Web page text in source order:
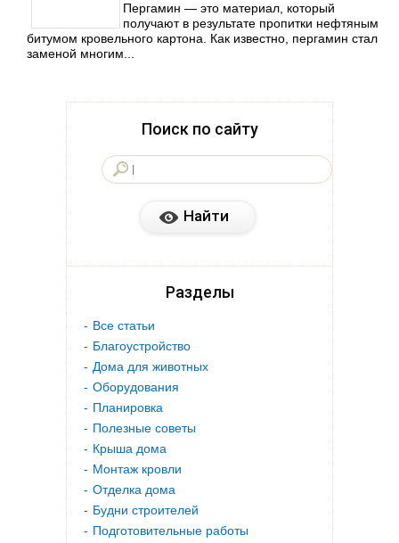
Пергамин — это материал, который
получают в результате пропитки нефтяным
битумом кровельного картона. Как известно, пергамин стал
заменой многим...
Поиск по сайту
Разделы
Все статьи
Благоустройство
Дома для животных
Оборудования
Планировка
Полезные советы
Крыша дома
Монтаж кровли
Отделка дома
Будни строителей
Подготовительные работы